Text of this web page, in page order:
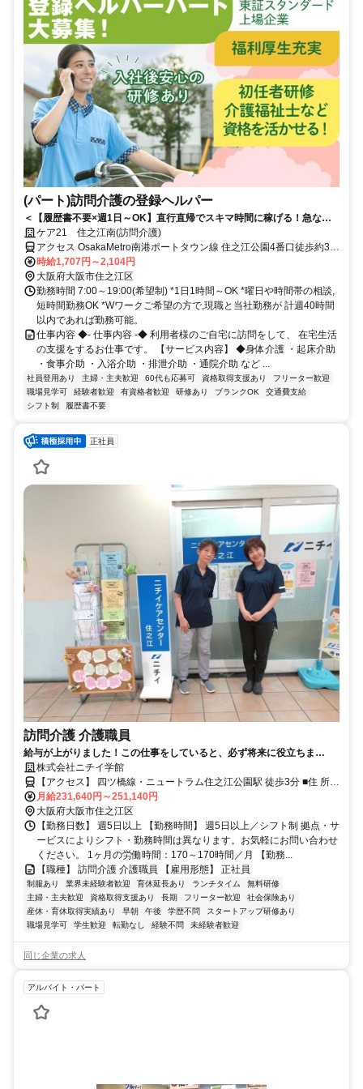
(パート)訪問介護の登録ヘルパー
＜【履歴書不要×週1日～OK】直行直帰でスキマ時間に稼げる！急なキ
ャンセルも手当有！定年無し！＞★履歴書の準備不要★未経験者OK！働
きやすいシフト制！急なキャンセルが発生した場合でも手当で給与を補
償！
ケア21 住之江南(訪問介護)
アクセス OsakaMetro南港ポートタウン線 住之江公園4番口徒歩約3
分、OsakaMetro四つ橋線 住之江公園4番口徒歩約3分、南海本線 住ノ
江西出口徒歩約17分 各線「住之江公園」駅から徒歩約3分
時給1,707円～2,104円
大阪府大阪市住之江区
勤務時間 7:00～19:00(希望制) *1日1時間～OK *曜日や時間帯の相談,
短時間勤務OK *Wワークご希望の方で,現職と当社勤務が 計週40時間
以内であれば勤務可能。
仕事内容 ◆- 仕事内容 -◆ 利用者様のご自宅に訪問をして、 在宅生活
の支援をするお仕事です。 【サービス内容】 ◆身体介護 ・起床介助
・食事介助 ・入浴介助 ・排泄介助 ・通院介助 など ...
社員登用あり 主婦・主夫歓迎 60代も応募可 資格取得支援あり
フリーター歓迎
職場見学可
経験者歓迎 有資格者歓迎 研修あり ブランクOK
交通費支給
シフト制
履歴書不要
正社員
訪問介護 介護職員
給与が上がりました！この仕事をしていると、必ず将来に役立ちま
す！！そのとき慌てない為にも介護の仕事してみませんか！！
株式会社ニチイ学館
【アクセス】 四ツ橋線・ニュートラム住之江公園駅 徒歩3分 ■住 所
大阪府 大阪市住之江区 新北島1-2-1ｵｽｶｰﾄﾞﾘｰﾑ1F ■アクセス 四ツ橋
線・ニュートラム住之江公園駅 徒歩3分
月給231,640円～251,140円
大阪府大阪市住之江区
【勤務日数】 週5日以上 【勤務時間】 週5日以上／シフト制 拠点・サ
ービスによりシフト・勤務時間は異なります。お気軽にお問い合わせ
ください。 1ヶ月の労働時間：170～170時間／月 【勤務...
【職種】 訪問介護 介護職員 【雇用形態】 正社員
制服あり 業界未経験者歓迎 育休延長あり ランチタイム
無料研修
主婦・主夫歓迎
資格取得支援あり 長期 フリーター歓迎
社会保険あり
産休・育休取得実績あり
早朝 午後 学歴不問
スタートアップ研修あり
職場見学可
学生歓迎 転勤なし 経験不問 未経験者歓迎
同じ企業の求人
アルバイト・パート